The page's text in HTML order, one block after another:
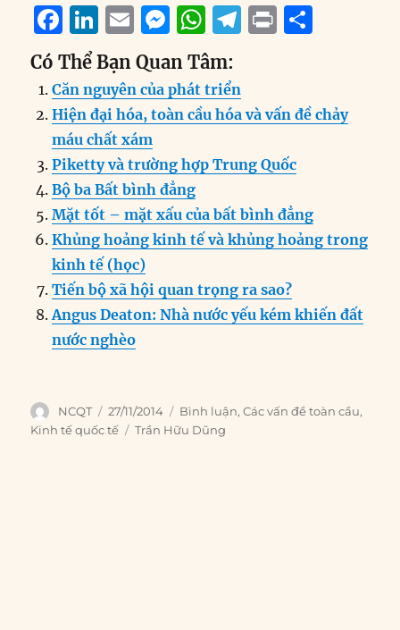
F
a
c
e
b
o
o
k
Li
n
k
e
d
I
n
E
m
ai
l
M
ss
e
n
g
er
W
h
at
s
A
p
T
g
r
a
P
t
re
Có Thể Bạn Quan Tâm:
Căn nguyên của phát triển
Hiện đại hóa, toàn cầu hóa và vấn đề chảy
máu chất xám
Piketty và trường hợp Trung Quốc
Bộ ba Bất bình đẳng
Mặt tốt – mặt xấu của bất bình đẳng
Khủng hoảng kinh tế và khủng hoảng trong
kinh tế (học)
Tiến bộ xã hội quan trọng ra sao?
Angus Deaton: Nhà nước yếu kém khiến đất
nước nghèo
Author
NCQT
Posted
on
27/11/2014 Categories
Bình luận,Các vấn đề toàn cầu,
Kinh tế quốc tế
Tags
Trần Hữu Dũng